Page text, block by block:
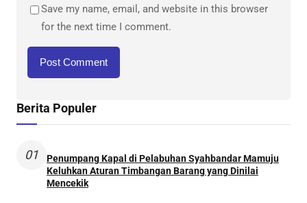
Save my name, email, and website in this browser
for the next time I comment.
Berita Populer
01
Penumpang Kapal di Pelabuhan Syahbandar Mamuju
Keluhkan Aturan Timbangan Barang yang Dinilai
Mencekik